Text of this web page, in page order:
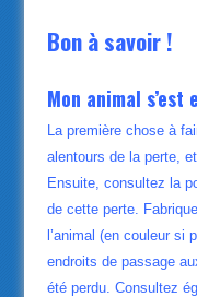
Bon à savoir !
Mon animal s’est
La première chose à
alentours de la perte,
Ensuite, consultez la
de cette perte.
l’animal (en couleur si
endroits de passage
été perdu. Consultez